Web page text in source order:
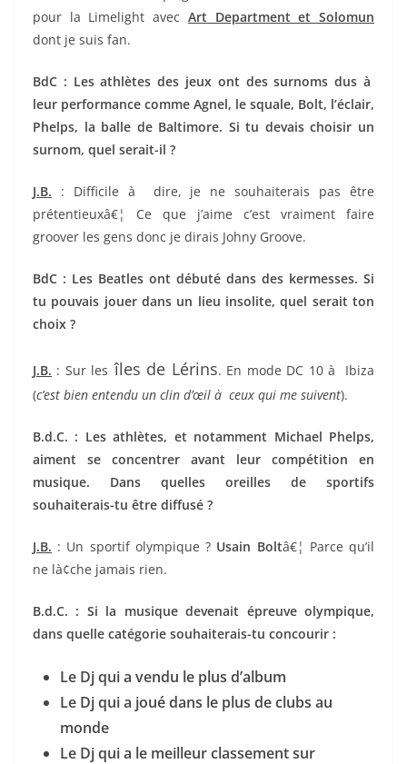
pour la Limelight avec Art Department et Solomun
dont je suis fan.
BdC : Les athlètes des jeux ont des surnoms dus à
leur performance comme Agnel, le squale, Bolt, l’éclair,
Phelps, la balle de Baltimore. Si tu devais choisir un
surnom, quel serait-il ?
J.B. : Difficile à dire, je ne souhaiterais pas être
prétentieuxâ€¦ Ce que j’aime c’est vraiment faire
groover les gens donc je dirais Johny Groove.
BdC : Les Beatles ont débuté dans des kermesses. Si
tu pouvais jouer dans un lieu insolite, quel serait ton
choix ?
J.B. : Sur les îles de Lérins. En mode DC 10 à Ibiza
(c’est bien entendu un clin d’œil à ceux qui me suivent).
B.d.C. : Les athlètes, et notamment Michael Phelps,
aiment se concentrer avant leur compétition en
musique. Dans quelles oreilles de sportifs
souhaiterais-tu être diffusé ?
J.B. : Un sportif olympique ? Usain Boltâ€¦ Parce qu’il
ne là¢che jamais rien.
B.d.C. : Si la musique devenait épreuve olympique,
dans quelle catégorie souhaiterais-tu concourir :
Le Dj qui a vendu le plus d’album
Le Dj qui a joué dans le plus de clubs au
monde
Le Dj qui a le meilleur classement sur